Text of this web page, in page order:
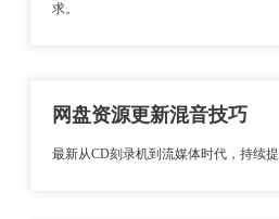
求。
网盘资源更新混音技巧
最新从CD刻录机到流媒体时代，持续提